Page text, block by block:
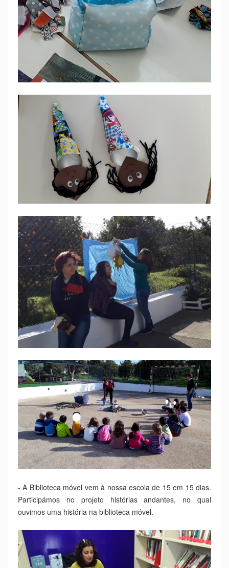
- A Biblioteca móvel vem à nossa escola de 15 em 15 dias.
Participámos no projeto histórias andantes, no qual
ouvimos uma história na biblioteca móvel.